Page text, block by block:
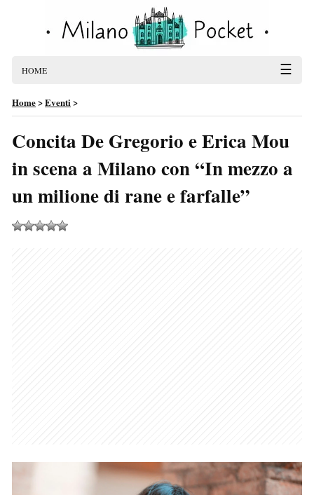
HOME ☰
Home>Eventi>
Concita De Gregorio e Erica Mou
in scena a Milano con “In mezzo a
un milione di rane e farfalle”